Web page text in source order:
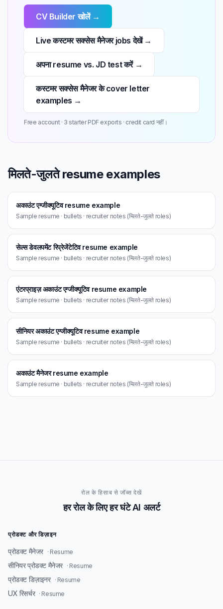
CV Builder खोलें →
Live कस्टमर सक्सेस मैनेजर jobs देखें →
अपना resume vs. JD test करें →
कस्टमर सक्सेस मैनेजर के cover letter
examples →
Free account · 3 starter PDF exports · credit card नहीं।
मिलते-जुलते resume examples
अकाउंट एग्जीक्यूटिव resume example
Sample resume · bullets · recruiter notes (मिलते-जुलते roles)
सेल्स डेवलपमेंट रिप्रेजेंटेटिव resume example
Sample resume · bullets · recruiter notes (मिलते-जुलते roles)
एंटरप्राइज़ अकाउंट एग्जीक्यूटिव resume example
Sample resume · bullets · recruiter notes (मिलते-जुलते roles)
सीनियर अकाउंट एग्जीक्यूटिव resume example
Sample resume · bullets · recruiter notes (मिलते-जुलते roles)
अकाउंट मैनेजर resume example
Sample resume · bullets · recruiter notes (मिलते-जुलते roles)
रोल के हिसाब से जॉब्स देखें
हर रोल के लिए हर घंटे AI अलर्ट
प्रोडक्ट और डिज़ाइन
प्रोडक्ट मैनेजर · Resume
सीनियर प्रोडक्ट मैनेजर · Resume
प्रोडक्ट डिज़ाइनर · Resume
UX रिसर्चर · Resume